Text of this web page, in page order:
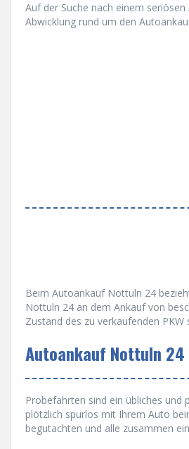
Auf der Suche nach einem
Abwicklung rund um den
Beim Autoankauf Nottuln 24
Nottuln 24 an dem Ankauf von
Zustand des zu verkaufenden
Autoankauf Nottuln
Probefahrten sind ein übliches
plötzlich spurlos mit Ihrem Auto
begutachten und alle zusammen